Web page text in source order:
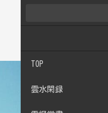
TOP
雲水閑録